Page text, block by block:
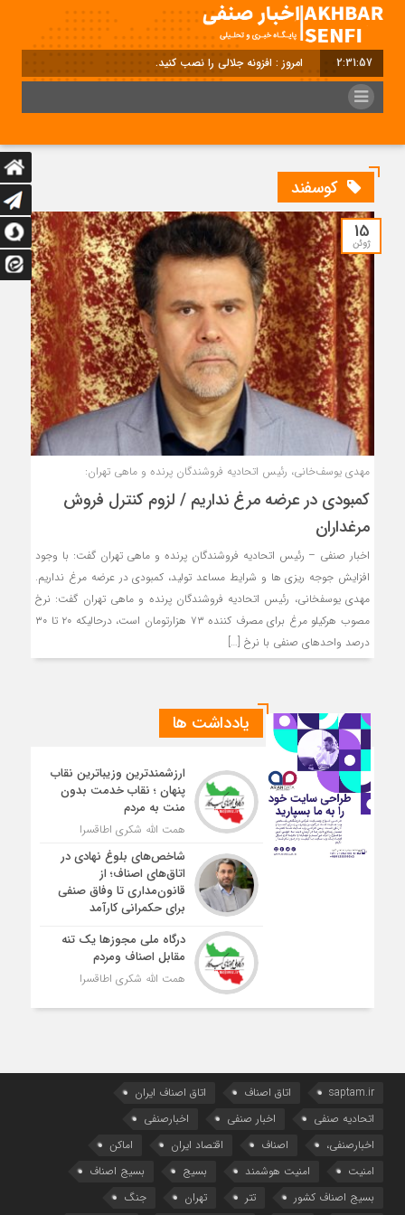
2:31:57 امروز : افزونه جلالی را نصب کنید.
کوسفند
15
ژوئن
مهدي يوسف‌خاني، رئيس اتحاديه فروشندگان پرنده و ماهي تهران:
کمبودي در عرضه مرغ نداريم / لزوم کنترل فروش
مرغداران
اخبار صنفی – رئيس اتحاديه فروشندگان پرنده و ماهي تهران گفت: با وجود
افزايش جوجه ريزي ها و شرايط مساعد توليد، کمبودي در عرضه مرغ نداريم.
مهدي يوسف‎خاني، رئيس اتحاديه فروشندگان پرنده و ماهي تهران گفت: نرخ
مصوب هرکيلو مرغ براي مصرف کننده ۷۳ هزارتومان است، درحاليکه ۲۰ تا ۳۰
درصد واحدهاي صنفي با نرخ […]
یادداشت ها
ارزشمندترین وزیباترین نقاب
پنهان ؛ نقاب خدمت بدون
منت به مردم
همت الله شکری اطاقسرا
شاخص‌های بلوغ نهادی در
اتاق‌های اصناف؛ از
قانون‌مداری تا وفاق صنفی
برای حکمرانی کارآمد
درگاه ملی مجوزها یک تنه
مقابل اصناف ومردم
همت الله شکری اطاقسرا
saptam.ir اتاق اصناف
اتاق اصناف ایران
اتحادیه صنفی
اخبار صنفی
اخبارصنفی
اخبارصنفی،
اصناف اقتصاد ایران
اماکن
امنیت
امنیت هوشمند بسیج
بسیج اصناف
بسیج اصناف کشور
تتر تهران جنگ